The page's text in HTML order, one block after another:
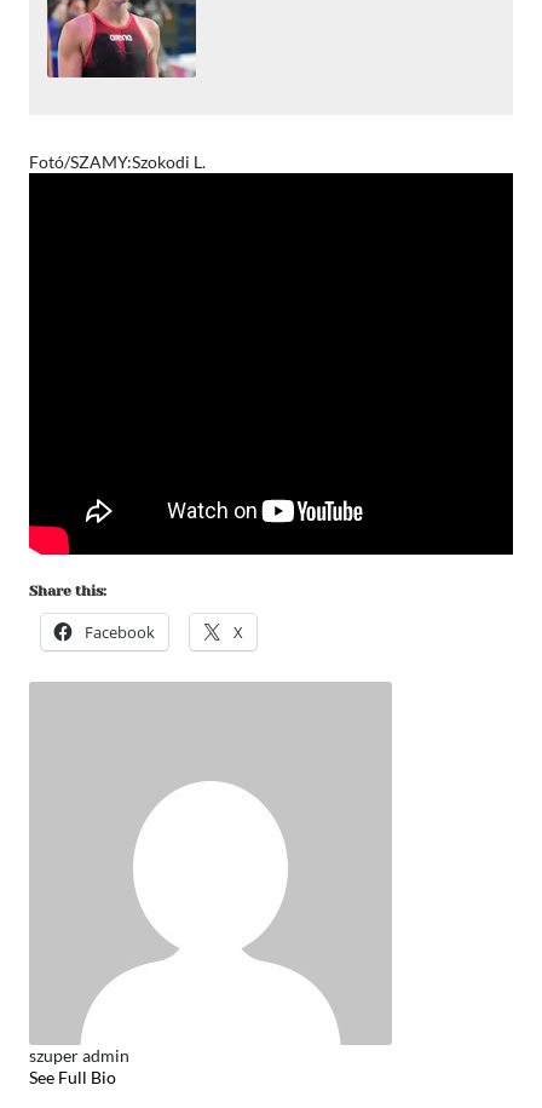
Fotó/SZAMY:Szokodi L.
Share this:
Facebook X
szuper admin
See Full Bio